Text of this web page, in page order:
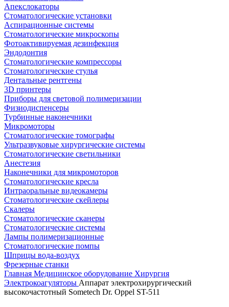
Апекслокаторы
Стоматологические установки
Аспирационные системы
Стоматологические микроскопы
Фотоактивируемая дезинфекция
Эндодонтия
Стоматологические компрессоры
Стоматологические стулья
Дентальные рентгены
3D принтеры
Приборы для световой полимеризации
Физиодиспенсеры
Турбинные наконечники
Микромоторы
Стоматологические томографы
Ультразвуковые хирургические системы
Стоматологические светильники
Анестезия
Наконечники для микромоторов
Стоматологические кресла
Интраоральные видеокамеры
Стоматологические скейлеры
Скалеры
Стоматологические сканеры
Стоматологические системы
Лампы полимеризационные
Стоматологические помпы
Шприцы вода-воздух
Фрезерные станки
Главная Медицинское оборудование Хирургия
Электрокоагуляторы Аппарат электрохирургический
высокочастотный Sometech Dr. Oppel ST-511